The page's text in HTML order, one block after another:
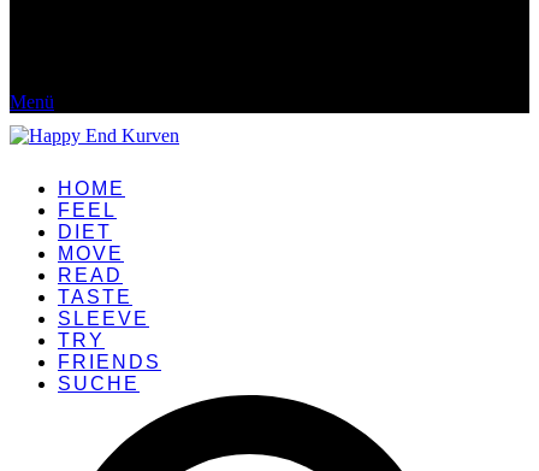
Menü
HOME
FEEL
DIET
MOVE
READ
TASTE
SLEEVE
TRY
FRIENDS
SUCHE